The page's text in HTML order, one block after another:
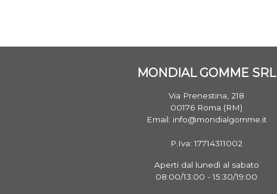
MONDIAL GOMME SRL
Via Prenestina, 218
00176 Roma (RM)
Email: info@mondialgomme.it
P.Iva: 17714311002
Aperti dal lunedì al sabato
08:00/13:00 - 15:30/19:00